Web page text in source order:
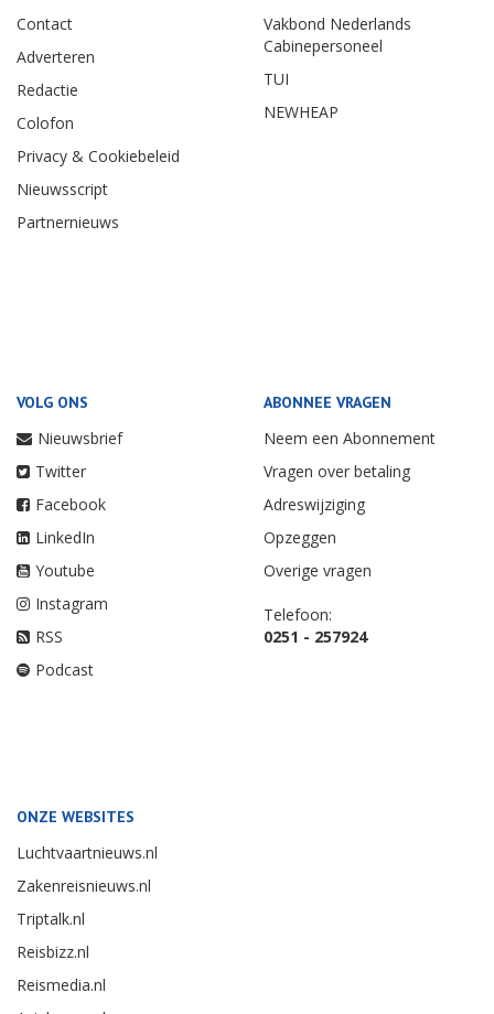
Contact
Adverteren
Redactie
Colofon
Privacy & Cookiebeleid
Nieuwsscript
Partnernieuws
Vakbond Nederlands
Cabinepersoneel
TUI
NEWHEAP
VOLG ONS
Nieuwsbrief
Twitter
Facebook
LinkedIn
Youtube
Instagram
RSS
Podcast
ABONNEE VRAGEN
Neem een Abonnement
Vragen over betaling
Adreswijziging
Opzeggen
Overige vragen
Telefoon:
0251 - 257924
ONZE WEBSITES
Luchtvaartnieuws.nl
Zakenreisnieuws.nl
Triptalk.nl
Reisbizz.nl
Reismedia.nl